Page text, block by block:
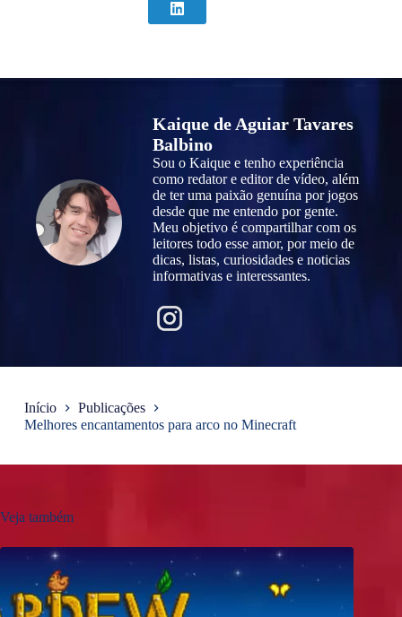
Kaique de Aguiar Tavares
Balbino
Sou o Kaique e tenho experiência
como redator e editor de vídeo, além
de ter uma paixão genuína por jogos
desde que me entendo por gente.
Meu objetivo é compartilhar com os
leitores todo esse amor, por meio de
dicas, listas, curiosidades e noticias
informativas e interessantes.
Início
Publicações
Melhores encantamentos para arco no Minecraft
Veja também